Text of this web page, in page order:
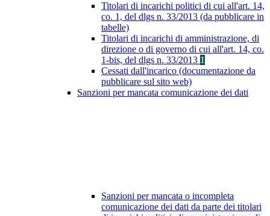
Titolari di incarichi politici di cui all'art. 14,
co. 1, del dlgs n. 33/2013 (da pubblicare in
tabelle)
Titolari di incarichi di amministrazione, di
direzione o di governo di cui all'art. 14, co.
1-bis, del dlgs n. 33/2013 1
Cessati dall'incarico (documentazione da
pubblicare sul sito web)
Sanzioni per mancata comunicazione dei dati
Sanzioni per mancata o incompleta
comunicazione dei dati da parte dei titolari